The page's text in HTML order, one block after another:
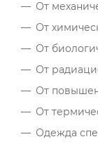
От
От
От
От
От
От
Одежда